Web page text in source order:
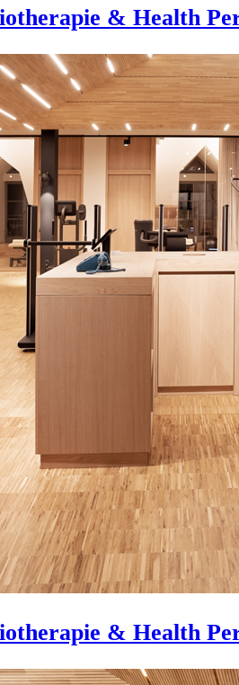
& Health
& Health